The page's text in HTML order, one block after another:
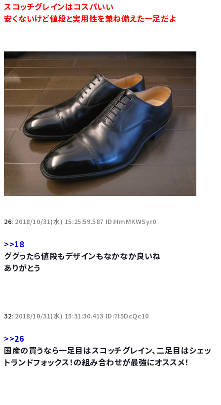
スコッチグレインはコスパいい
安くないけど値段と実用性を兼ね備えた一足だよ
26: 2018/10/31(水) 15:25:59.587 ID:HmMKWSyr0
>>18
ググったら値段もデザインもなかなか良いね
ありがとう
32: 2018/10/31(水) 15:31:30.413 ID:7I5DcQc10
>>26
国産の買うなら一足目はスコッチグレイン、二足目はシェッ
トランドフォックス！の組み合わせが最強にオススメ！